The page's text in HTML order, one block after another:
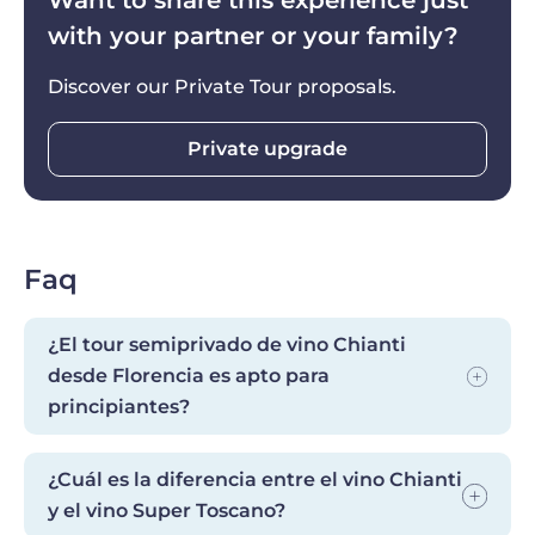
with your partner or your family?
Discover our Private Tour proposals.
Private upgrade
Faq
¿El tour semiprivado de vino Chianti
desde Florencia es apto para
principiantes?
Si' — el tour esta' especificamente disenado
para ser accesible y disfrutable para
hue'spedes sin conocimientos previos de
¿Cuál es la diferencia entre el vino Chianti
y el vino Super Toscano?